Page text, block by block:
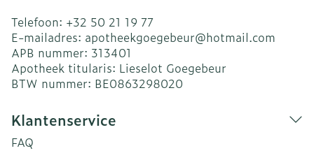
Telefoon: +32 50 21 19 77
E-mailadres: apotheekgoegebeur@hotmail.com
APB nummer: 313401
Apotheek titularis: Lieselot Goegebeur
BTW nummer: BE0863298020
Klantenservice
FAQ